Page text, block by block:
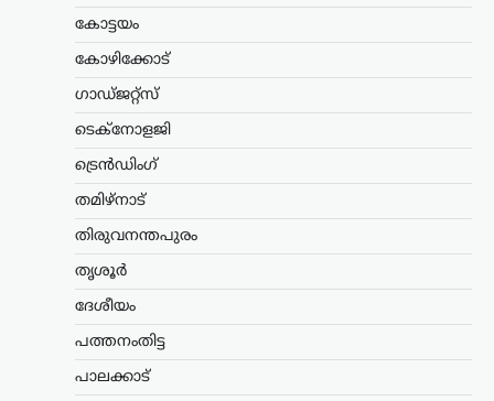
കോട്ടയം
കോഴിക്കോട്
ഗാഡ്ജറ്റ്സ്
ടെക്നോളജി
ട്രെൻഡിംഗ്
തമിഴ്നാട്
തിരുവനന്തപുരം
തൃശൂർ
ദേശീയം
പത്തനംതിട്ട
പാലക്കാട്
പ്രമുഖ ഇരുചക്ര വാഹന
നിര്‍മാതാക്കളായ റോയല്‍ എന്‍ഫീല്‍ഡ്
പുതിയ അഡ്വഞ്ചര്‍
മോട്ടോര്‍സൈക്കിളായ ഹിമാലയന്‍ 440
തയ്യാറെടുപ്പിലാണെന്ന് റിപ്പോര്‍ട്ടുകള്‍.
‘D4G’ എന്ന കോഡ് നാമത്തിലുള്ള
കണ്ണൂർ,കേരളം,ട്രെൻഡിംഗ്,രാഷ്ട്രീയം
നിയമനടപടിയുമായി പി.
ജയരാജൻ